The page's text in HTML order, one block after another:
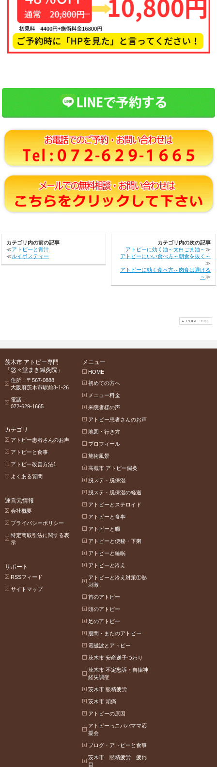
カテゴリ内の前の記事
≪アトピーと青汁
≪ルイボスティー
カテゴリ内の次の記事
アトピーに効く油～太白ごま油～≫
アトピーにいい食べ方～朝食を抜く～
≫
アトピーに効く食べ方～肉食は避ける
～≫
茨木市 アトピー専門
「悠々堂まき鍼灸院」
住所：〒567-0888
大阪府茨木市駅前3-1-26
電話：
072-629-1665
メニュー
HOME
初めての方へ
メニュー料金
来院者様の声
アトピー患者さんのお声
地図・行き方
プロフィール
施術風景
高槻市 アトピー鍼灸
脱ステ・脱保湿
脱ステ・脱保湿の経過
アトピーとステロイド
アトピーと食事
アトピーと腸
アトピーと便秘・下痢
アトピーと睡眠
アトピーと冷え
アトピーと冷え対策①熱
刺激
首のアトピー
頭のアトピー
足のアトピー
股間・またのアトピー
電磁波とアトピー
茨木市 安産逆子つわり
茨木市 不定愁訴・自律神
経失調症
茨木市 眼精疲労
茨木市 頭痛
アトピーの原因
アトピーっこパパママ応
援会
ブログ・アトピーと食事
茨木市 眼精疲労 疲れ
目
カテゴリ
アトピー患者さんのお声
アトピーと食事
アトピー改善方法1
よくある質問
運営元情報
会社概要
プライバシーポリシー
特定商取引法に関する表
示
サポート
RSSフィード
サイトマップ